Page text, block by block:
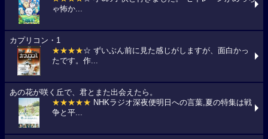
ゃ怖か...
カプリコン・1
★★★★☆ ずいぶん前に見た感じがしますが、面白かっ
たです。作...
あの花が咲く丘で、君とまた出会えたら。
★★★★★ NHKラジオ深夜便明日への言葉,夏の特集は戦
争と平...